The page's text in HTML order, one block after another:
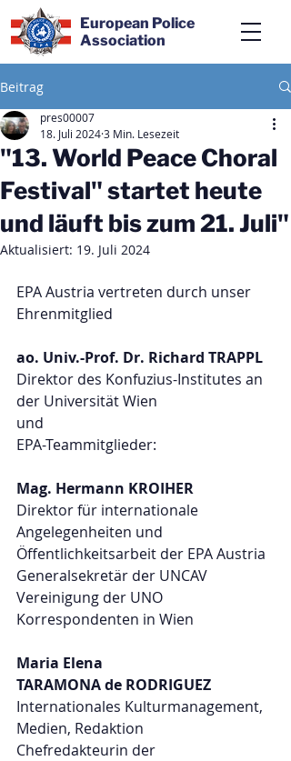
European Police
Association
Beitrag
"13. World Peace Choral
Festival" startet heute
und läuft bis zum 21. Juli"
pres00007
18. Juli 20243 Min. Lesezeit
Aktualisiert: 19. Juli 2024
EPA Austria vertreten durch unser
Ehrenmitglied
ao. Univ.-Prof. Dr. Richard TRAPPL
Direktor des Konfuzius-Institutes an
der Universität Wien
und
EPA-Teammitglieder:
Mag. Hermann KROIHER
Direktor für internationale
Angelegenheiten und
Öffentlichkeitsarbeit der EPA Austria
Generalsekretär der UNCAV
Vereinigung der UNO
Korrespondenten in Wien
Maria Elena
TARAMONA de RODRIGUEZ
Internationales Kulturmanagement,
Medien, Redaktion
Chefredakteurin der